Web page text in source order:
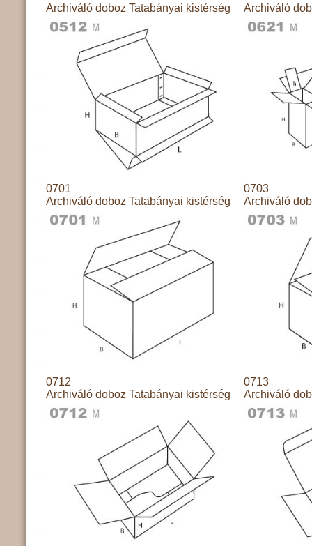
Archiváló doboz Tatabányai kistérség
Archiváló
0701
Archiváló doboz Tatabányai kistérség
0703
Archiváló
0712
Archiváló doboz Tatabányai kistérség
0713
Archiváló